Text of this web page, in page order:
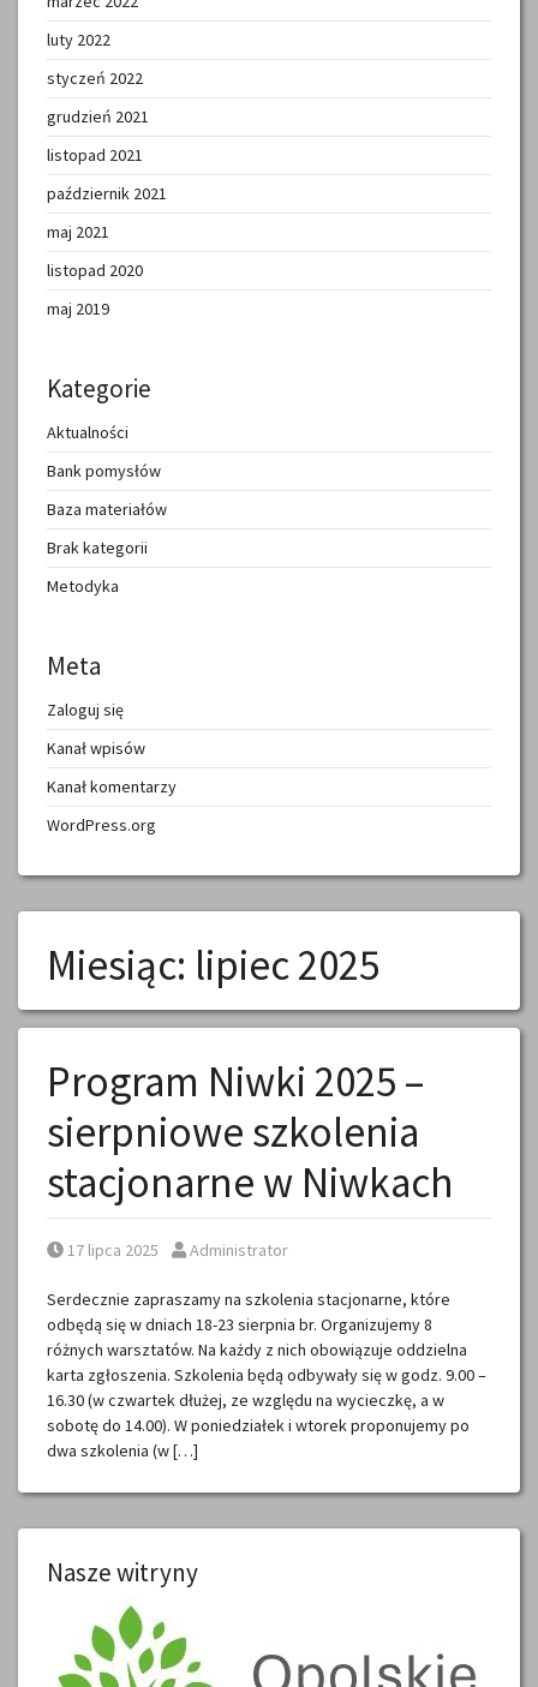
Miesiąc: lipiec 2025
Program Niwki 2025 –
sierpniowe szkolenia
stacjonarne w Niwkach
Posted on
17 lipca 2025 Posted by
Administrator
Serdecznie zapraszamy na szkolenia stacjonarne, które
odbędą się w dniach 18-23 sierpnia br. Organizujemy 8
różnych warsztatów. Na każdy z nich obowiązuje oddzielna
karta zgłoszenia. Szkolenia będą odbywały się w godz. 9.00 –
16.30 (w czwartek dłużej, ze względu na wycieczkę, a w
sobotę do 14.00). W poniedziałek i wtorek proponujemy po
dwa szkolenia (w […]
luty 2022
styczeń 2022
grudzień 2021
listopad 2021
październik 2021
maj 2021
listopad 2020
maj 2019
Kategorie
Aktualności
Bank pomysłów
Baza materiałów
Brak kategorii
Metodyka
Meta
Zaloguj się
Kanał wpisów
Kanał komentarzy
WordPress.org
Nasze witryny